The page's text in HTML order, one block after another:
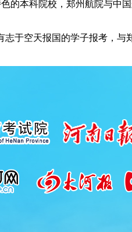
本科院校，郑州航院与中
于空天报国的学子报考，与